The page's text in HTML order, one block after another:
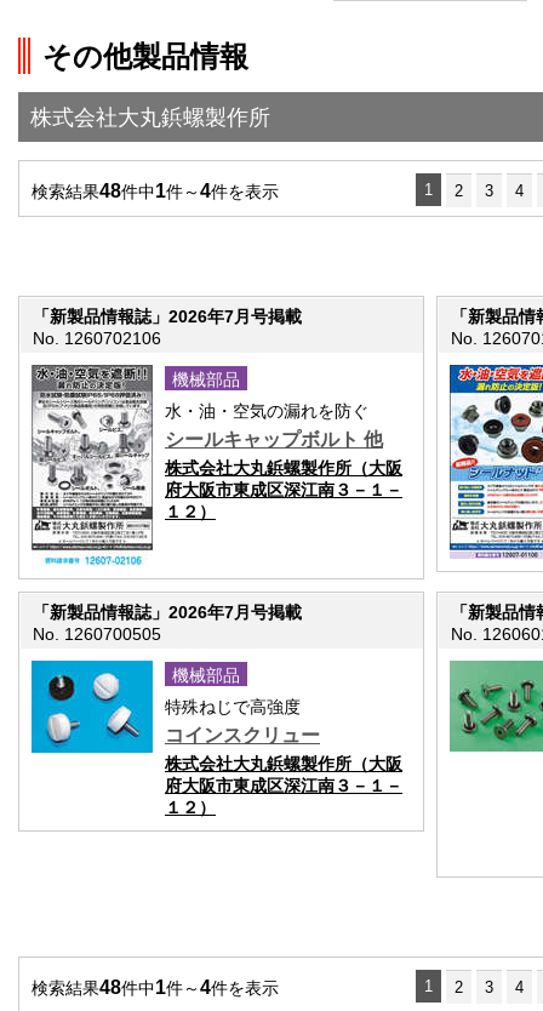
その他製品情報
株式会社大丸鋲螺製作所
検索結果48件中1件～4件を表示 1 2 3 4
「新製品情報誌」2026年7月号掲載
No. 1260702106
機械部品
水・油・空気の漏れを防ぐ
シールキャップボルト 他
株式会社大丸鋲螺製作所（大阪
府大阪市東成区深江南３－１－
１２）
「新製品
No.
「新製品情報誌」2026年7月号掲載
No. 1260700505
機械部品
特殊ねじで高強度
コインスクリュー
株式会社大丸鋲螺製作所（大阪
府大阪市東成区深江南３－１－
１２）
「新製品
No.
検索結果48件中1件～4件を表示 1 2 3 4